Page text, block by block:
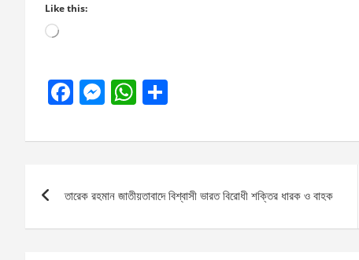
Like this:
Loading…
F
ce
o
M
se
g
W
at
A
ar
navigation
তারেক রহমান জাতীয়তাবাদে বিশ্বাসী ভারত বিরোধী শক্তির ধারক ও বাহক